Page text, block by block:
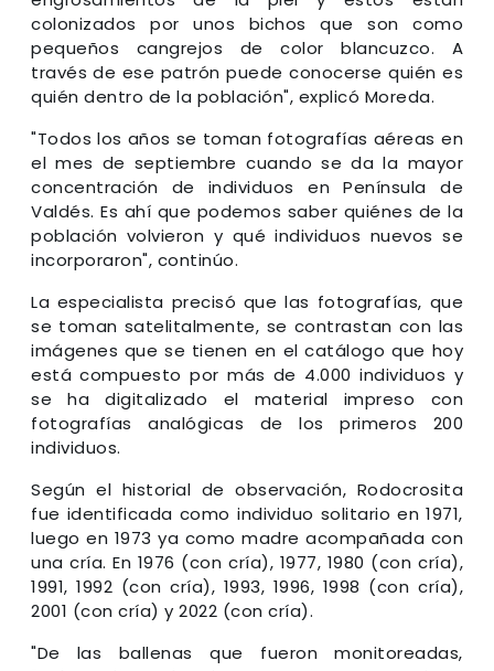
colonizados por unos bichos que son como
pequeños cangrejos de color blancuzco. A
través de ese patrón puede conocerse quién es
quién dentro de la población", explicó Moreda.
"Todos los años se toman fotografías aéreas en
el mes de septiembre cuando se da la mayor
concentración de individuos en Península de
Valdés. Es ahí que podemos saber quiénes de la
población volvieron y qué individuos nuevos se
incorporaron", continúo.
La especialista precisó que las fotografías, que
se toman satelitalmente, se contrastan con las
imágenes que se tienen en el catálogo que hoy
está compuesto por más de 4.000 individuos y
se ha digitalizado el material impreso con
fotografías analógicas de los primeros 200
individuos.
Según el historial de observación, Rodocrosita
fue identificada como individuo solitario en 1971,
luego en 1973 ya como madre acompañada con
una cría. En 1976 (con cría), 1977, 1980 (con cría),
1991, 1992 (con cría), 1993, 1996, 1998 (con cría),
2001 (con cría) y 2022 (con cría).
"De las ballenas que fueron monitoreadas,